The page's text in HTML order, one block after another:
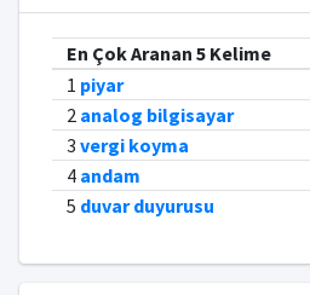
En Çok Aranan 5 Kelime
1 piyar
2 analog bilgisayar
3 vergi koyma
4 andam
5 duvar duyurusu